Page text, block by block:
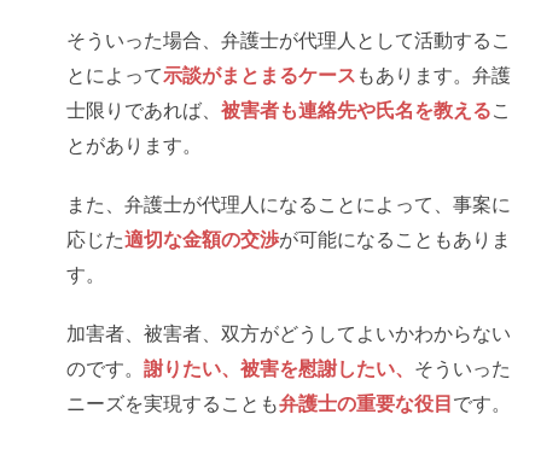
そういった場合、弁護士が代理人として活動するこ
とによって示談がまとまるケース もあります。弁護
士限りであれば、 被害者も連絡先や氏名を教えるこ
とがあります。
また、弁護士が代理人になることによって、事案に
応じた適切な金額の交渉が可能になることもありま
す。
加害者、被害者、双方がどうしてよいかわからない
のです。 謝りたい、被害を慰謝したい、 そういった
ニーズを実現することも弁護士の重要な役目 です。